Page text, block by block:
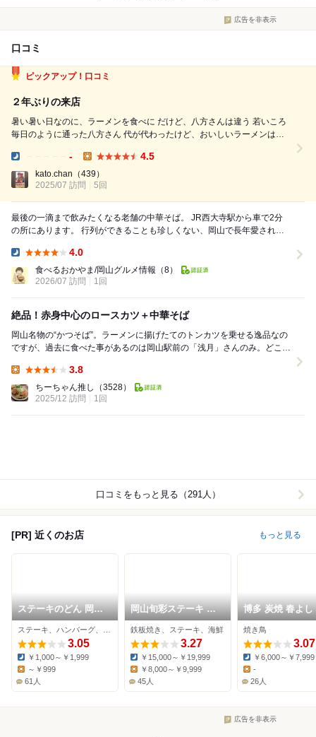
広告を非表示
口コミ
ピックアップ！口コミ
２年ぶりの来店
暑い暑い日なのに、ラーメンを食べに だけど、八方さんは違う 若いころ
毎日のように通った八方さん 代が代わったけど、おいしいラーメンは同
- 4.5
kato.chan （439）
2025/07 訪問
5回
最後の一滴まで飲みたくなる老舗の中華そば。 JR西大寺駅から車で2分
の所にあります。 行列ができることも珍しくない、岡山で長年愛される
4.0
食べるおかやま/岡山グルメ情報 （8）
2026/07 訪問
1回
絶品！赤身中心のロースカツ＋中華そば
岡山名物の“かつそば”。ラーメンに揚げたてのトンカツを乗せる逸品なの
ですが、過去に食べた事があるのは岡山駅前の「浅月」さんのみ。どこか
3.8
ちーちゃん推し
（3528）
2025/12 訪問
1回
口コミをもっと見る（291人）
[PR] 近くのお店 もっと見る
ステーキのどん 岡山
店
3.05
Dinner:
￥1,000～￥1,999
Lunch:
～￥999
61人
岡山旬彩ステーキ 鉄
板いろは
鉄板焼き、ステーキ、海鮮
3.27
Dinner:
￥15,000～￥19,999
Lunch:
￥8,000～￥9,999
45人
博多 炭焼 春よし
焼き鳥
3.07
Dinner:
￥6,000～￥7,999
Lunch:
-
26人
広告を非表示